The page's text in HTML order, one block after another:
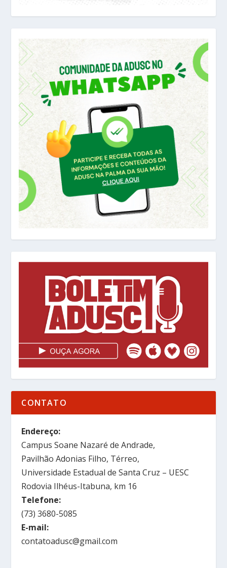
CONTATO
Endereço:
Campus Soane Nazaré de Andrade,
Pavilhão Adonias Filho, Térreo,
Universidade Estadual de Santa Cruz – UESC
Rodovia Ilhéus-Itabuna, km 16
Telefone:
(73) 3680-5085
E-mail:
contatoadusc@gmail.com